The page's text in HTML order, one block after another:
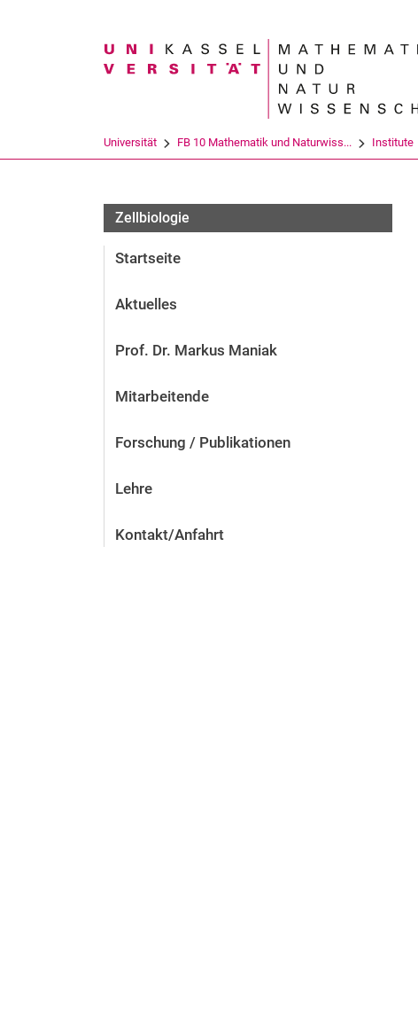
Suchbegriff
Universität FB 10 Mathematik und Naturwiss... Institute
Zellbiologie
Startseite
Aktuelles
Prof. Dr. Markus Maniak
Mitarbeitende
Forschung / Publikationen
Lehre
Kontakt/Anfahrt